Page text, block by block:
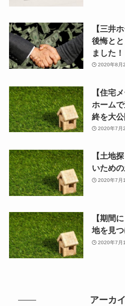
【三井
後悔と
ました！
2020年8月
【住宅
ホーム
終を大公
2020年7月
【土地
いため
2020年7月
【期間
地を見
2020年7月
アーカ